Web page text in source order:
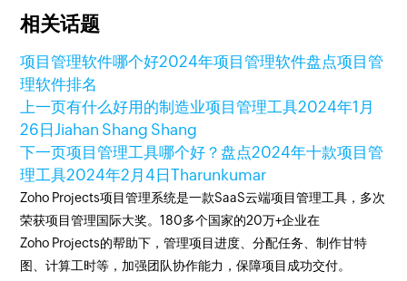
相关话题
项目管理软件哪个好2024年项目管理软件盘点项目管
理软件排名
上一页有什么好用的制造业项目管理工具2024年1月
26日Jiahan Shang Shang
下一页项目管理工具哪个好？盘点2024年十款项目管
理工具2024年2月4日Tharunkumar
Zoho Projects项目管理系统是一款SaaS云端项目管理工具，多次
荣获项目管理国际大奖。180多个国家的20万+企业在
Zoho Projects的帮助下，管理项目进度、分配任务、制作甘特
图、计算工时等，加强团队协作能力，保障项目成功交付。